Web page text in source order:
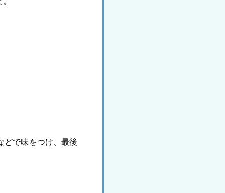
どで味をつけ、最後